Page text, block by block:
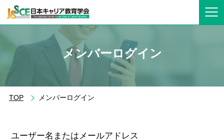
メンバーログイン
TOP メンバーログイン
ユーザー名またはメールアドレス